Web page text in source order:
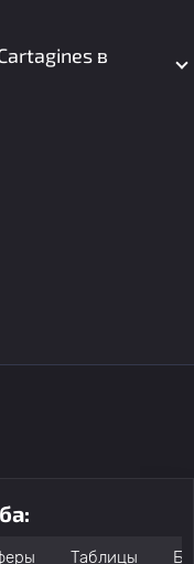
в
Таблицы